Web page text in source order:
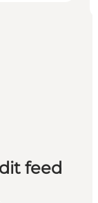
feed